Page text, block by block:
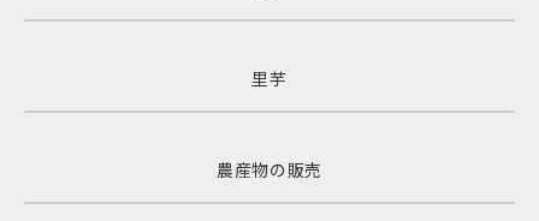
里芋
農産物の販売